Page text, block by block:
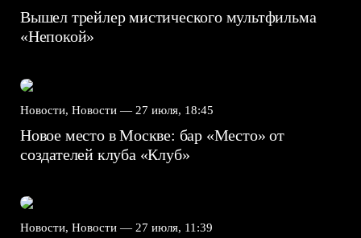
Вышел трейлер мистического мультфильма
«Непокой»
Новости, Новости — 27 июля, 18:45
Новое место в Москве: бар «Место» от
создателей клуба «Клуб»
Новости, Новости — 27 июля, 11:39